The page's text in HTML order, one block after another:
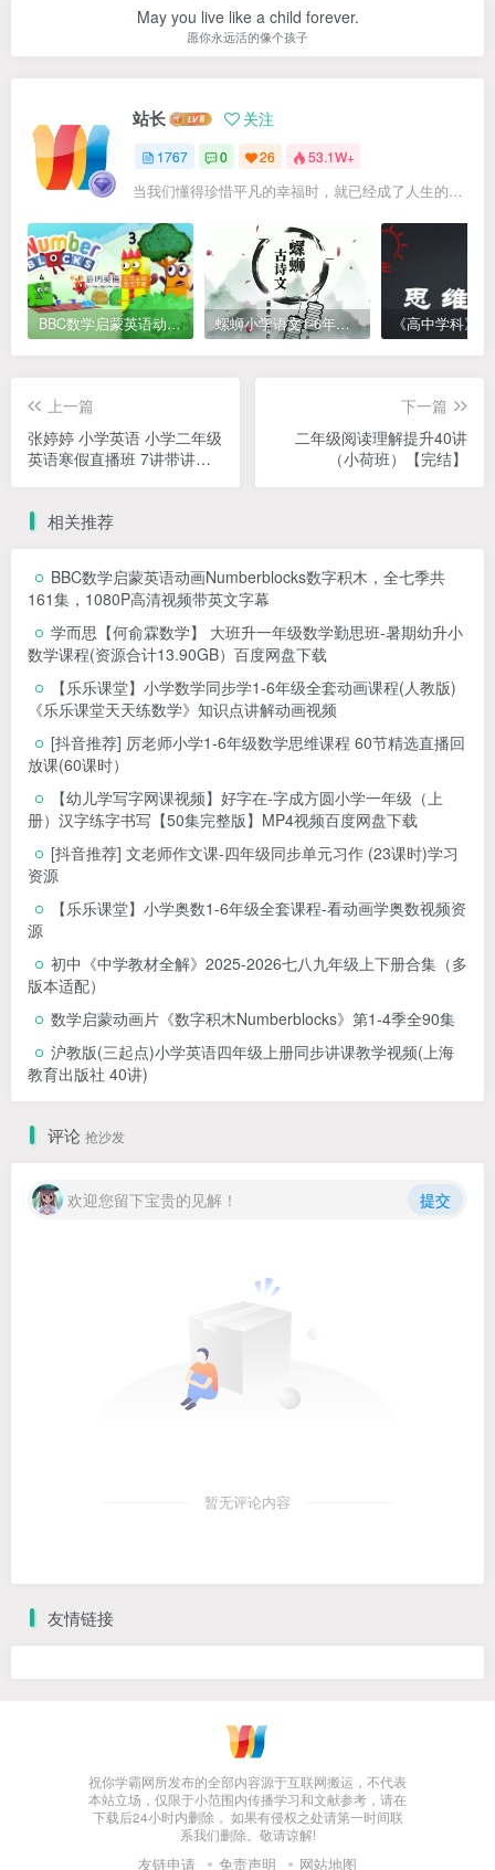
May you live like a child forever.
愿你永远活的像个孩子
站长 关注
1767 0 26 53.1W+
当我们懂得珍惜平凡的幸福时，就已经成了人生的赢家
BBC数学启蒙英语动画Numberblocks数字积木，全七季共161集，1080P高清视频带英文字幕 螺蛳小学语文1-6年级《小学古诗文》课程视频
上一篇
张婷婷 小学英语 小学二年级
英语寒假直播班 7讲带讲义
下一篇
二年级阅读理解提升40讲
（小荷班）【完结】
相关推荐
BBC数学启蒙英语动画Numberblocks数字积木，全七季共
161集，1080P高清视频带英文字幕
学而思【何俞霖数学】 大班升一年级数学勤思班-暑期幼升小
数学课程(资源合计13.90GB）百度网盘下载
【乐乐课堂】小学数学同步学1-6年级全套动画课程(人教版)
《乐乐课堂天天练数学》知识点讲解动画视频
[抖音推荐] 厉老师小学1-6年级数学思维课程 60节精选直播回
放课(60课时）
【幼儿学写字网课视频】好字在-字成方圆小学一年级（上
册）汉字练字书写【50集完整版】MP4视频百度网盘下载
[抖音推荐] 文老师作文课-四年级同步单元习作 (23课时)学习
资源
【乐乐课堂】小学奥数1-6年级全套课程-看动画学奥数视频资
源
初中《中学教材全解》2025-2026七八九年级上下册合集（多
版本适配）
数学启蒙动画片《数字积木Numberblocks》第1-4季全90集
沪教版(三起点)小学英语四年级上册同步讲课教学视频(上海
教育出版社 40讲)
评论 抢沙发
欢迎您留下宝贵的见解！ 提交
暂无评论内容
友情链接
祝你学霸网所发布的全部内容源于互联网搬运，不代表
本站立场，仅限于小范围内传播学习和文献参考，请在
下载后24小时内删除， 如果有侵权之处请第一时间联
系我们删除。敬请谅解!
友链申请 免责声明 网站地图